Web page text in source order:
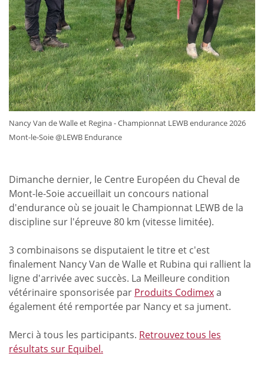
Nancy Van de Walle et Regina - Championnat LEWB endurance 2026
Mont-le-Soie @LEWB Endurance
Dimanche dernier, le Centre Européen du Cheval de
Mont-le-Soie accueillait un concours national
d'endurance où se jouait le Championnat LEWB de la
discipline sur l'épreuve 80 km (vitesse limitée).
3 combinaisons se disputaient le titre et c'est
finalement Nancy Van de Walle et Rubina qui rallient la
ligne d'arrivée avec succès. La Meilleure condition
vétérinaire sponsorisée par Produits Codimexa
également été remportée par Nancy et sa jument.
Merci à tous les participants. Retrouvez tous les
résultats sur Equibel.